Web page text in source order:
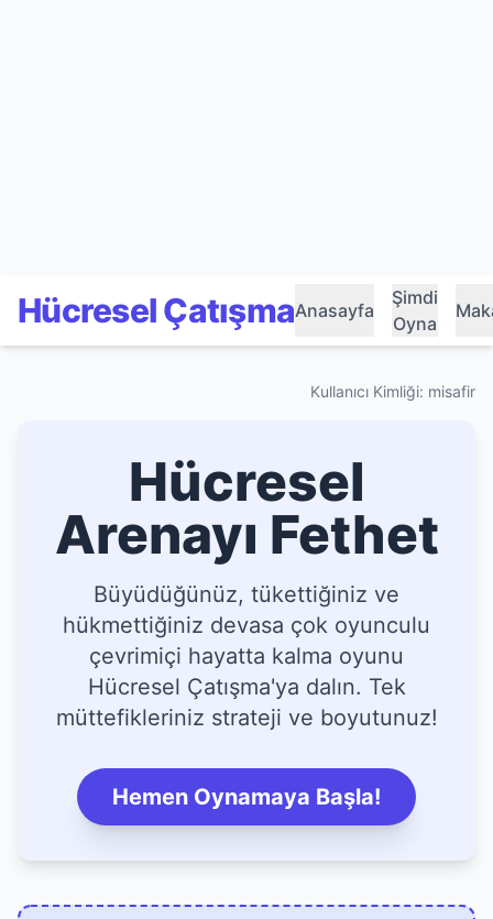
Hücresel ÇatışmaAnasayfa
Şimdi
Oyna
Kullanıcı Kimliği: misafir
Hücresel
Arenayı Fethet
Büyüdüğünüz, tükettiğiniz ve
hükmettiğiniz devasa çok oyunculu
çevrimiçi hayatta kalma oyunu
Hücresel Çatışma'ya dalın. Tek
müttefikleriniz strateji ve boyutunuz!
Hemen Oynamaya Başla!